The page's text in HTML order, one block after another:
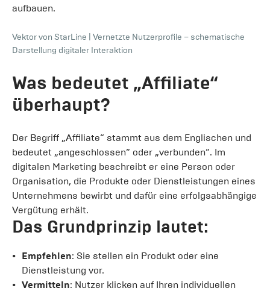
aufbauen.
Vektor von StarLine
Vernetzte Nutzerprofile – schematische
Darstellung digitaler Interaktion
Was bedeutet „Affiliate“
überhaupt?
Der Begriff „Affiliate“ stammt aus dem Englischen und
bedeutet „angeschlossen“ oder „verbunden“. Im
digitalen Marketing beschreibt er eine Person oder
Organisation, die Produkte oder Dienstleistungen eines
Unternehmens bewirbt und dafür eine erfolgsabhängige
Vergütung erhält.
Das Grundprinzip lautet:
Empfehlen: Sie stellen ein Produkt oder eine
Dienstleistung vor.
Vermitteln: Nutzer klicken auf Ihren individuellen